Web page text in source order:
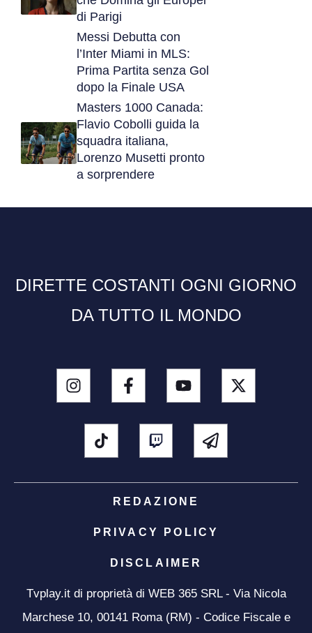
di Parigi
Messi Debutta con
l’Inter Miami in MLS:
Prima Partita senza Gol
dopo la Finale USA
Masters 1000 Canada:
Flavio Cobolli guida la
squadra italiana,
Lorenzo Musetti pronto
a sorprendere
DIRETTE COSTANTI OGNI GIORNO
DA TUTTO IL MONDO
REDAZIONE
PRIVACY POLICY
DISCLAIMER
Tvplay.it di proprietà di WEB 365 SRL - Via Nicola
Marchese 10, 00141 Roma (RM) - Codice Fiscale e